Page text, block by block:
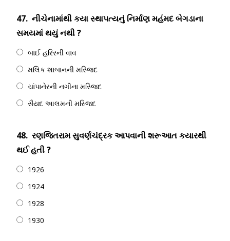
47. નીચેનામાંથી કયા સ્થાપત્યનું નિર્માણ મહંમદ બેગડાના
સમયમાં થયું નથી ?
બાઈ હરિરની વાવ
મલિક શાબાનની મસ્જિદ
ચાંપાનેરની નગીના મસ્જિદ
સૈયદ આલમની મસ્જિદ
48. રણજિતરામ સુવર્ણચંદ્રક આપવાની શરૂઆત કયારથી
થઈ હતી ?
1926
1924
1928
1930